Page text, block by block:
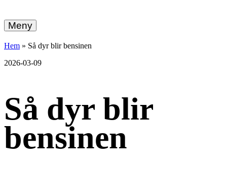
vidare
till
innehållet
energi
+
Meny
Hem » Så dyr blir bensinen
2026-03-09
Så dyr blir
bensinen